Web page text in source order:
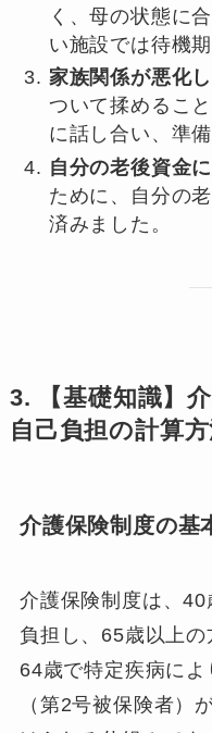
く、母の状態に
い施設では待機
家族関係が悪化
ついて揉めるこ
に話し合い、準
自分の老後資金
ために、自分の
済みました。
3. 【基礎知識】
自己負担の計算
介護保険制度の基
介護保険制度は、
負担し、65歳以上
64歳で特定疾病に
（第2号被保険者）